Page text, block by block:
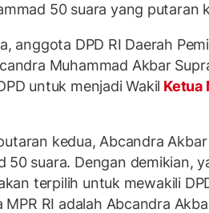
50 suara yang putaran
anggota DPD RI Daerah
Muhammad Akbar
untuk menjadi Wakil Ketua
kedua, Abcandra
50 suara. Dengan demikian,
terpilih untuk mewakili
MPR RI adalah Abcandra